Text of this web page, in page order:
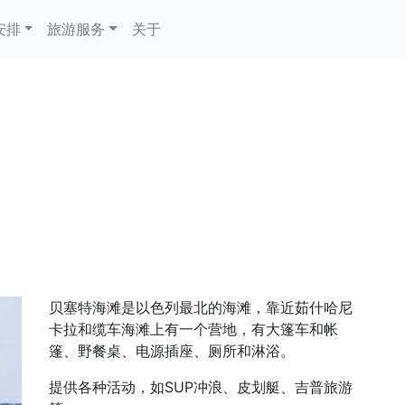
排 旅游服务 关于
贝塞特海滩是以色列最北的海滩，靠近茹什哈尼
卡拉和缆车海滩上有一个营地，有大篷车和帐
篷、野餐桌、电源插座、厕所和淋浴。
提供各种活动，如SUP冲浪、皮划艇、吉普旅游